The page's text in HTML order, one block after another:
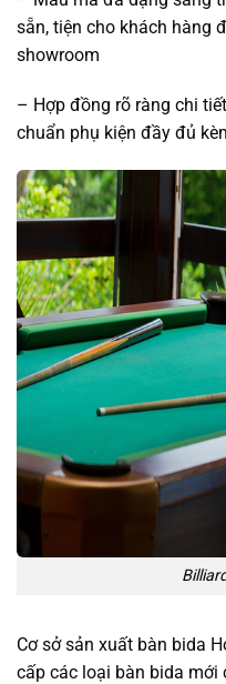
sẵn, tiện cho khách hàng
showroom
– Hợp đồng rõ ràng chi
chuẩn phụ kiện đầy đủ
Cơ sở sản xuất bàn bida
cấp các loại bàn bida mới